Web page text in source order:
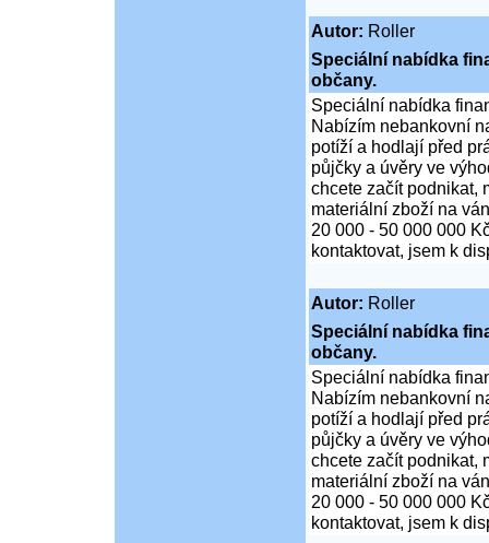
Autor: Roller
Speciální nabídka
občany.
Speciální nabídka
Nabízím nebankovní
potíží a hodlají před
půjčky a úvěry ve
chcete začít podnikat,
materiální zboží na
20 000 - 50 000 000
kontaktovat, jsem k
Autor: Roller
Speciální nabídka
občany.
Speciální nabídka
Nabízím nebankovní
potíží a hodlají před
půjčky a úvěry ve
chcete začít podnikat,
materiální zboží na
20 000 - 50 000 000
kontaktovat, jsem k